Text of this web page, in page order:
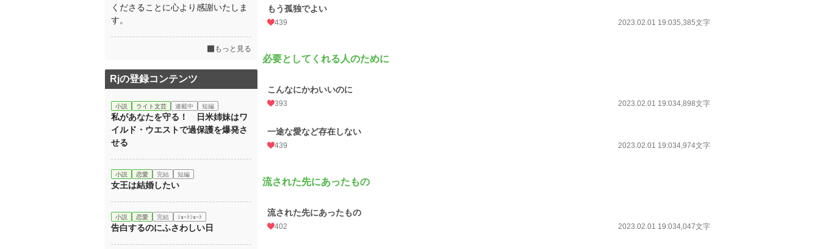
もう孤独でよい
439 2023.02.01 19:035,385文字
必要としてくれる人のために
こんなにかわいいのに
393 2023.02.01 19:034,898文字
一途な愛など存在しない
439 2023.02.01 19:034,974文字
流された先にあったもの
流された先にあったもの
402 2023.02.01 19:034,047文字
くださることに心より感謝いたしま
す。
もっと見る
Rjの登録コンテンツ
小説 ライト文芸 連載中 短編
私があなたを守る！ 日米姉妹はワ
イルド・ウエストで過保護を爆発さ
せる
小説 恋愛 完結 短編
女王は結婚したい
小説 恋愛 完結 ｼｮｰﾄｼｮｰﾄ
告白するのにふさわしい日